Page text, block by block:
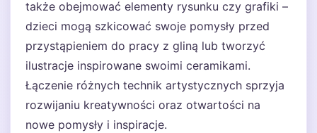
także obejmować elementy rysunku czy grafiki –
dzieci mogą szkicować swoje pomysły przed
przystąpieniem do pracy z gliną lub tworzyć
ilustracje inspirowane swoimi ceramikami.
Łączenie różnych technik artystycznych sprzyja
rozwijaniu kreatywności oraz otwartości na
nowe pomysły i inspiracje.